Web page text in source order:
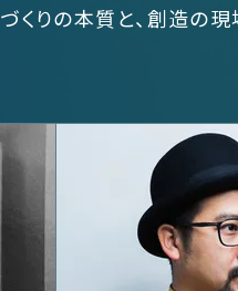
くりの本質と、創造の